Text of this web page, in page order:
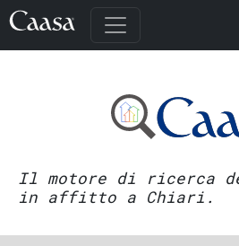
Il motore di ricerca
in affitto a Chiari.